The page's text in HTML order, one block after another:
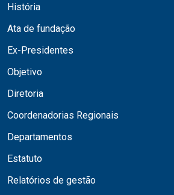
História
Ata de fundação
Ex-Presidentes
Objetivo
Diretoria
Coordenadorias Regionais
Departamentos
Estatuto
Relatórios de gestão